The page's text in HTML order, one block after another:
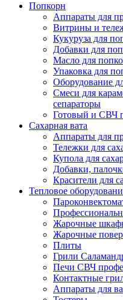
Попкорн
Аппараты для
Витрины и
Кукуруза для
Добавки для
Масло для
Упаковка для
Оборудование
Смеси для
сепараторы
Готовый и СВЧ
Сахарная вата
Аппараты для
Тележки для
Купола для
Добавки,
Красители для
Тепловое
Жарочные
Жарочные
Плиты
Грили
Печи СВЧ
Контактные
Аппараты для